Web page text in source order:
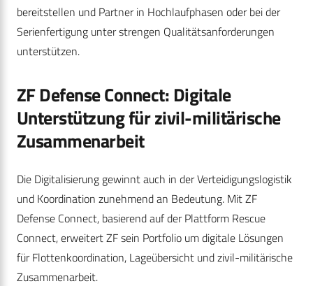
bereitstellen und Partner in Hochlaufphasen oder bei der
Serienfertigung unter strengen Qualitätsanforderungen
unterstützen.
ZF Defense Connect: Digitale
Unterstützung für zivil-militärische
Zusammenarbeit
Die Digitalisierung gewinnt auch in der Verteidigungslogistik
und Koordination zunehmend an Bedeutung. Mit ZF
Defense Connect, basierend auf der Plattform Rescue
Connect, erweitert ZF sein Portfolio um digitale Lösungen
für Flottenkoordination, Lageübersicht und zivil-militärische
Zusammenarbeit.